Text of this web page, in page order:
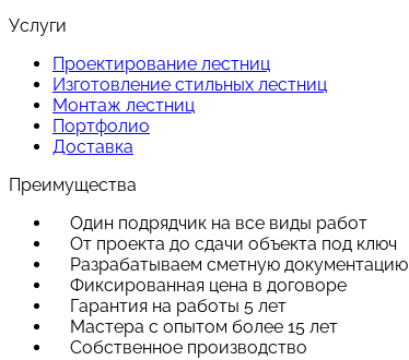
Услуги
Проектирование лестниц
Изготовление стильных лестниц
Монтаж лестниц
Портфолио
Доставка
Преимущества
Один подрядчик на все виды работ
От проекта до сдачи объекта под ключ
Разрабатываем сметную документацию
Фиксированная цена в договоре
Гарантия на работы 5 лет
Мастера с опытом более 15 лет
Собственное производство